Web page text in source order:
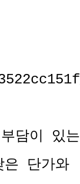
담이 있는
은 단가와